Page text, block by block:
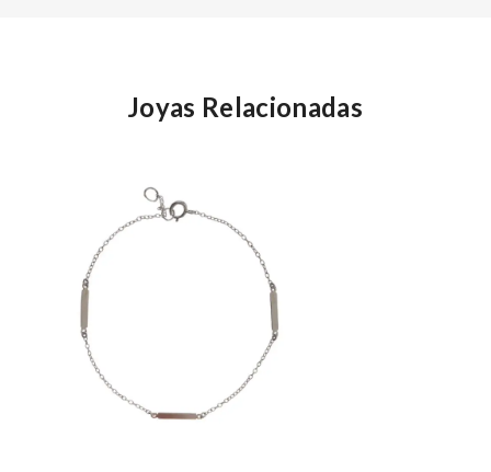
Joyas Relacionadas